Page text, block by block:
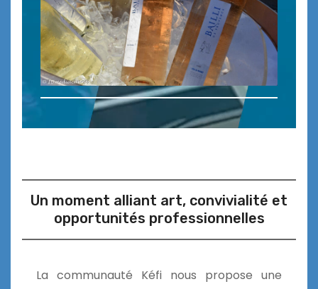
Un moment alliant art, convivialité et
opportunités professionnelles
La communauté Kéfi nous propose une